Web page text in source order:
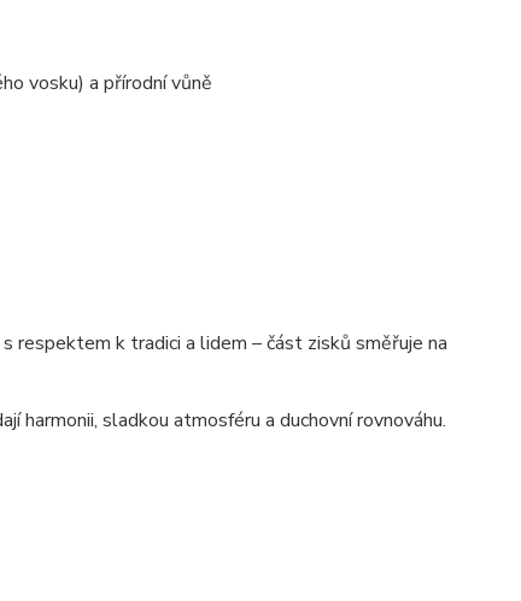
vosku) a přírodní vůně
respektem k tradici a lidem – část zisků směřuje na
harmonii, sladkou atmosféru a duchovní rovnováhu.